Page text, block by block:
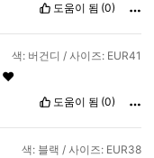
도움이 됨 (0)
색: 버건디 / 사이즈: EUR41
♥️
도움이 됨 (0)
색: 블랙 / 사이즈: EUR38